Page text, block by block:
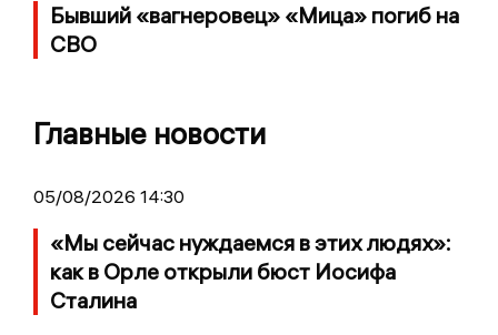
Бывший «вагнеровец» «Мица» погиб на
СВО
Главные новости
05/08/2026 14:30
«Мы сейчас нуждаемся в этих людях»:
как в Орле открыли бюст Иосифа
Сталина